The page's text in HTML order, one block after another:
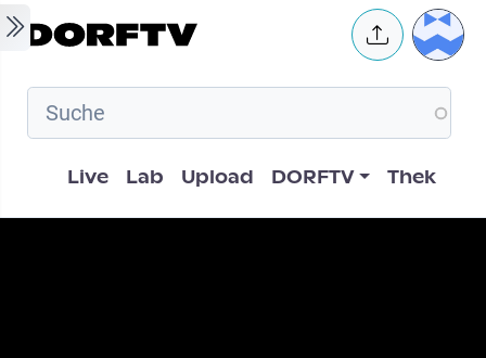
Skip to main content User
Hauptnavigation
Live Lab Upload DORFTV Thek